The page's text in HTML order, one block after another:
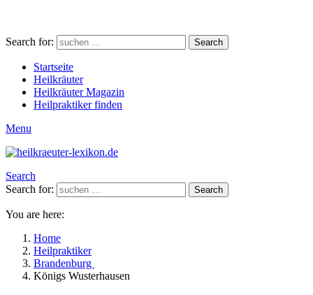
Search for: Search
Startseite
Heilkräuter
Heilkräuter Magazin
Heilpraktiker finden
Menu
Search
Search for:
Search
You are here:
Home
Heilpraktiker
Brandenburg
Königs Wusterhausen